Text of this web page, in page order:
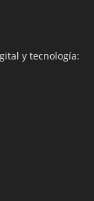
y tecnología: